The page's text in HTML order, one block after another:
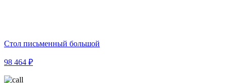
Стол письменный большой
98 464 ₽